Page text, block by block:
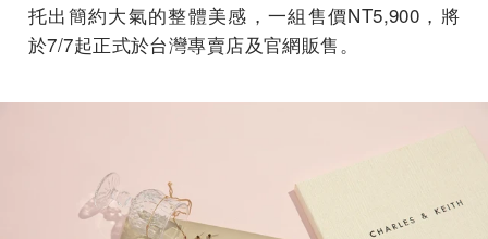
托出簡約大氣的整體美感，一組售價NT5,900，將
於7/7起正式於台灣專賣店及官網販售。